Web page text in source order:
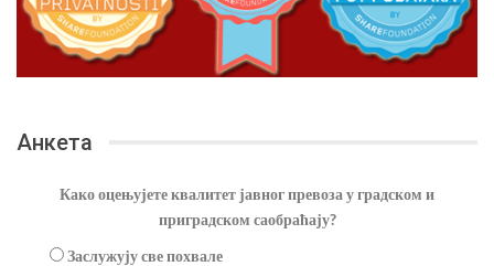
Анкета
Како оцењујете квалитет јавног превоза у градском и
приградском саобраћају?
Заслужују све похвале